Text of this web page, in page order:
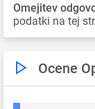
Omejitev
podatki na tej
Ocene